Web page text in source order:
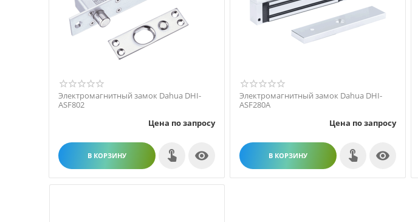
Электромагнитный замок Dahua DHI-
ASF802
Цена по запросу
В КОРЗИНУ 
Электромагнитный замок Dahua DHI-
ASF280A
Цена по запросу
В КОРЗИНУ 